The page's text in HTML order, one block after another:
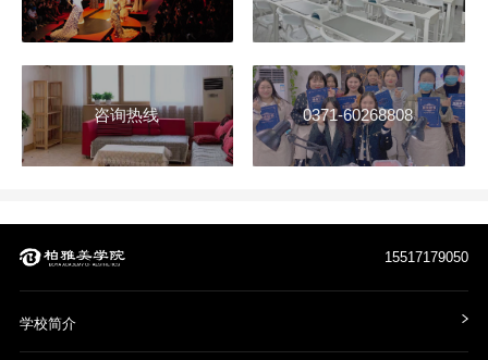
咨询热线 0371-60268808
15517179050
学校简介